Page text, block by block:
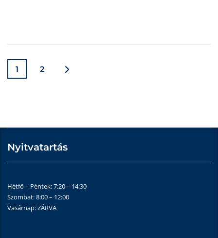
1 2
Nyitvatartás
Hétfő – Péntek: 7:20 – 14:30
Szombat: 8:00 – 12:00
Vasárnap: ZÁRVA